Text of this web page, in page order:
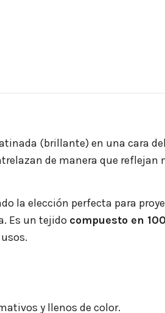
(brillante) en una cara
de manera que
la elección perfecta para
Es un tejido compuesto en
y llenos de color.